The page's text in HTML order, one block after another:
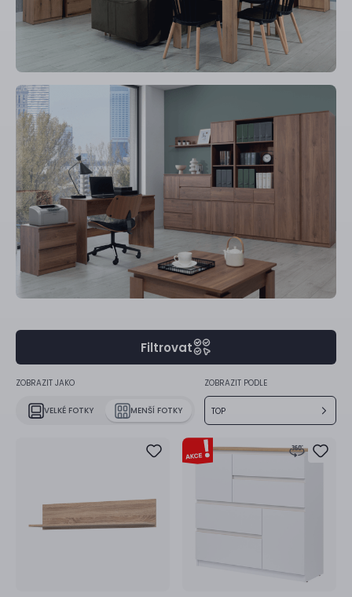
Filtrovat
ZOBRAZIT JAKO
VELKÉ FOTKY MENŠÍ FOTKY
ZOBRAZIT PODLE
TOP